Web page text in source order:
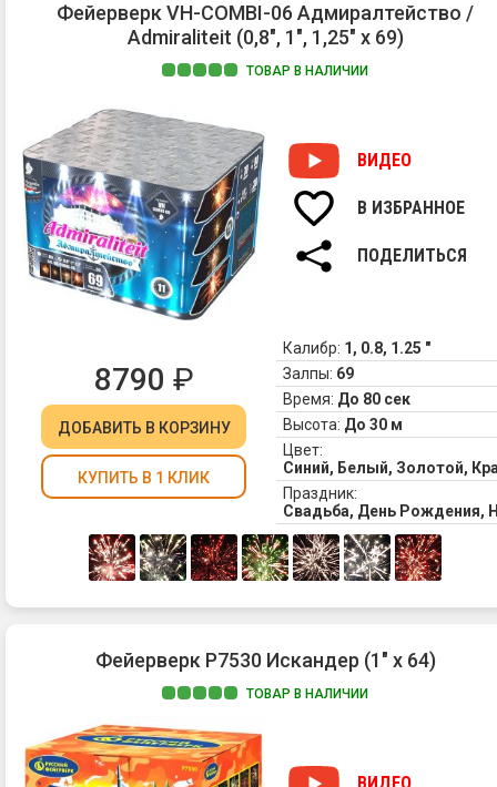
Фейерверк VH-COMBI-06 Адмиралтейство /
Admiraliteit (0,8", 1", 1,25" х 69)
ТОВАР В НАЛИЧИИ
ВИДЕО
В ИЗБРАННОЕ
ПОДЕЛИТЬСЯ
8790 ₽
ДОБАВИТЬ В КОРЗИНУ
КУПИТЬ В 1 КЛИК
Калибр: 1, 0.8, 1.25 "
Залпы: 69
Время: До 80 сек
Высота: До 30 м
Цвет:
Синий, Белый, Золотой,
Праздник:
Свадьба, День Рождения,
Фейерверк Р7530 Искандер (1" х 64)
ТОВАР В НАЛИЧИИ